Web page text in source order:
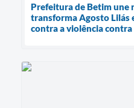
Prefeitura de Betim une
transforma Agosto Lilás
contra a violência